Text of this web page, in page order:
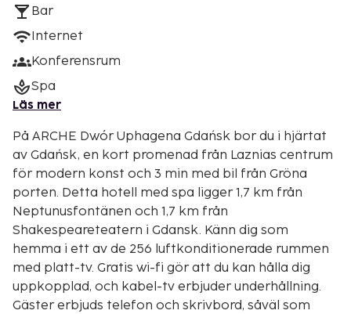
Bar
Internet
Konferensrum
Spa
Läs mer
På ARCHE Dwór Uphagena Gdańsk bor du i hjärtat
av Gdańsk, en kort promenad från Laznias centrum
för modern konst och 3 min med bil från Gröna
porten. Detta hotell med spa ligger 1,7 km från
Neptunusfontänen och 1,7 km från
Shakespeareteatern i Gdansk. Känn dig som
hemma i ett av de 256 luftkonditionerade rummen
med platt-tv. Gratis wi-fi gör att du kan hålla dig
uppkopplad, och kabel-tv erbjuder underhållning.
Gäster erbjuds telefon och skrivbord, såväl som